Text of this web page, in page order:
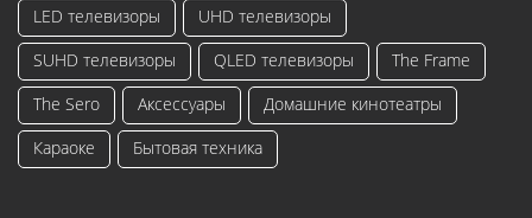
LED телевизоры
UHD телевизоры
SUHD телевизоры
QLED телевизоры
The Frame
The Sero
Аксессуары
Домашние кинотеатры
Караоке
Бытовая техника